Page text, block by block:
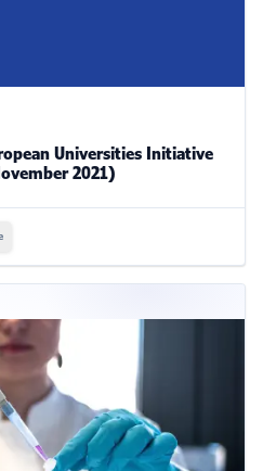
Universities Initiative
2021)